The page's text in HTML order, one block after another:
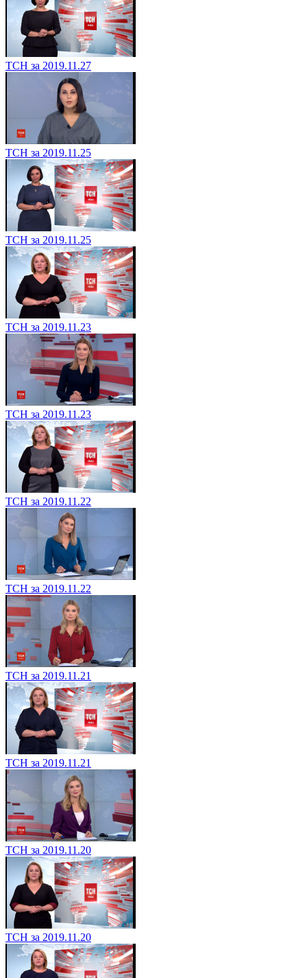
ТСН за 2019.11.27
ТСН за 2019.11.25
ТСН за 2019.11.25
ТСН за 2019.11.23
ТСН за 2019.11.23
ТСН за 2019.11.22
ТСН за 2019.11.22
ТСН за 2019.11.21
ТСН за 2019.11.21
ТСН за 2019.11.20
ТСН за 2019.11.20